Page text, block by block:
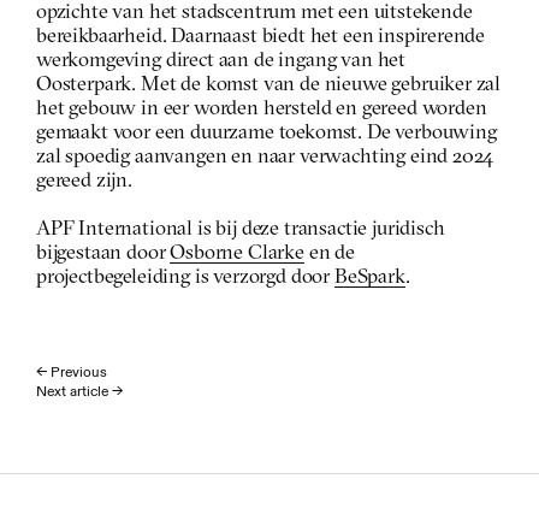
opzichte van het stadscentrum met een uitstekende
bereikbaarheid. Daarnaast biedt het een inspirerende
werkomgeving direct aan de ingang van het
Oosterpark. Met de komst van de nieuwe gebruiker zal
het gebouw in eer worden hersteld en gereed worden
gemaakt voor een duurzame toekomst. De verbouwing
zal spoedig aanvangen en naar verwachting eind 2024
gereed zijn.
APF International is bij deze transactie juridisch
bijgestaan door Osborne Clarke en de
projectbegeleiding is verzorgd door BeSpark.
← Previous
Next article →